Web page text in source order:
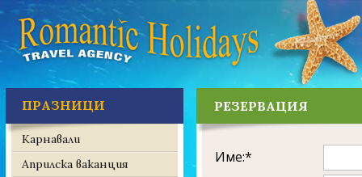
ПРАЗНИЦИ
Карнавали
Априлска ваканция
РЕЗЕРВАЦИЯ
Име:*